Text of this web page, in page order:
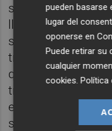
selecciona y
llegan a los
sean mayoristas o
trabajo es más
que es cuando se
trufa y el agricultor
explica. "Así que
semana
pueden basarse
lugar del
oponerse en
Puede retirar su
cualquier
cookies .Política